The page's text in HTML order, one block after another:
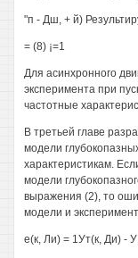
"п - Дш, + й)
= (8) ¡=1
Для асинхронного
эксперимента при
частотные
В третьей главе
модели
характеристикам.
модели
выражения (2), то
модели и
е(к, Ли) = 1Ут(к, Ди) -